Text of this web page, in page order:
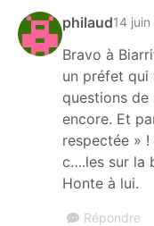
philaud14
Bravo à
un préfet qui
questions de
encore. Et
respectée »
c….les sur la
Honte à lui.
Répondre